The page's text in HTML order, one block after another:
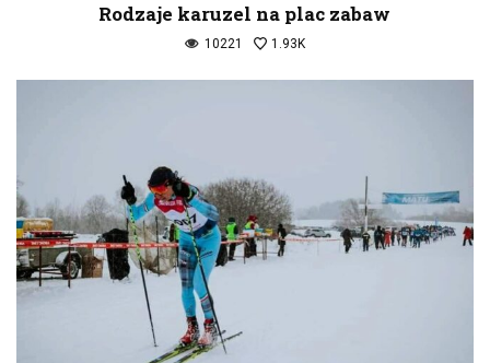
Rodzaje karuzel na plac zabaw
10221 1.93K